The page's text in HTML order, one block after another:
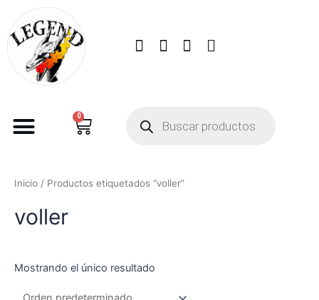
0
Inicio / Productos etiquetados “voller”
voller
Mostrando el único resultado